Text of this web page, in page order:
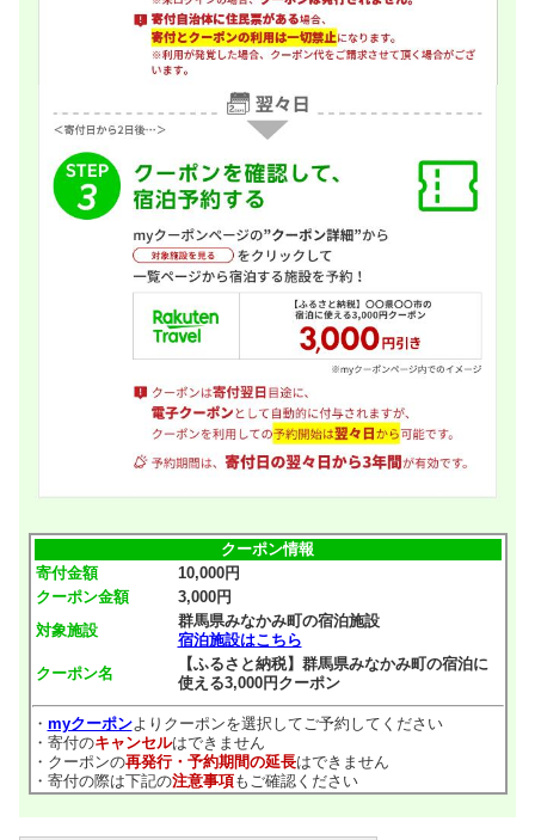
クーポン情報
寄付金額
10,000円
クーポン金額
3,000円
対象施設
群馬県みなかみ町の宿泊施設
宿泊施設はこちら
クーポン名
【ふるさと納税】群馬県みなかみ町の宿泊に
使える3,000円クーポン
・ myクーポンよりクーポンを選択してご予約してください
・寄付のキャンセルはできません
・クーポンの再発行・予約期間の延長はできません
・寄付の際は下記の注意事項もご確認ください